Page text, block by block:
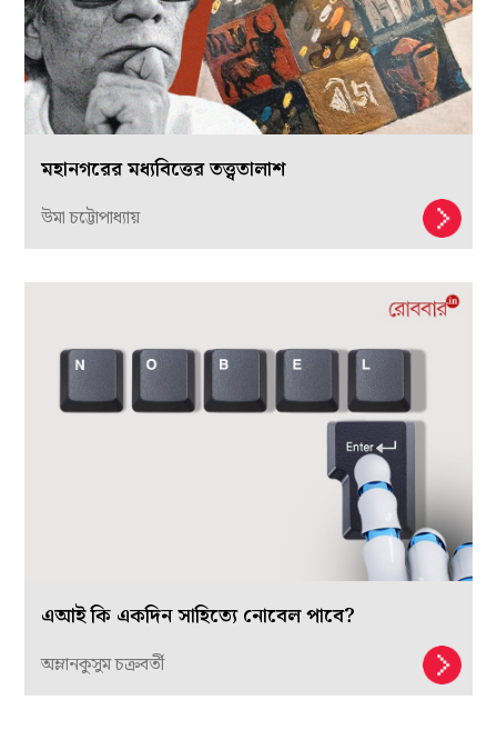
মহানগরের মধ্যবিত্তের তত্ত্বতালাশ
উমা চট্টোপাধ্যায়
এআই কি একদিন সাহিত্যে নোবেল পাবে?
অম্লানকুসুম চক্রবর্তী